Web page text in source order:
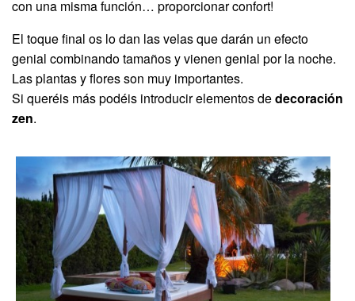
con una misma función… proporcionar confort!
El toque final os lo dan las velas que darán un efecto
genial combinando tamaños y vienen genial por la noche.
Las plantas y flores son muy importantes.
Si queréis más podéis introducir elementos dedecoración
zen.